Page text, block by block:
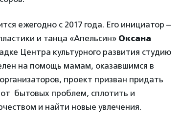
ежегодно с 2017 года. Его инициатор –
и танца «Апельсин» Оксана
Центра культурного развития студию
на помощь мамам, оказавшимся в
проект призван придать
бытовых проблем, сплотить и
и найти новые увлечения.